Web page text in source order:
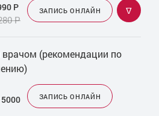
мочекаменной болезни
Р
Р
ЗАПИСЬ ОНЛАЙН ᐁ
врачом (рекомендации по
ЗАПИСЬ ОНЛАЙН